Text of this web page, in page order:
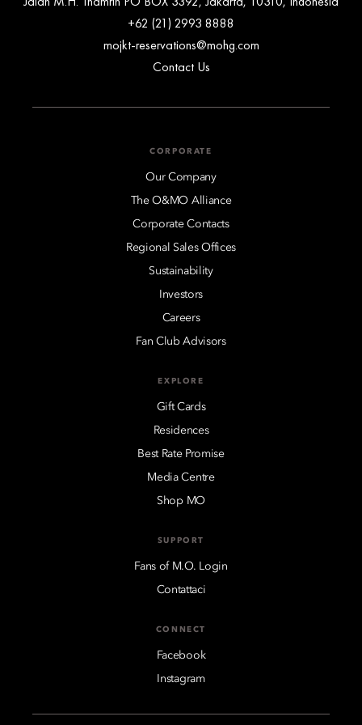
+62 (21) 2993 8888
mojkt-reservations@mohg.com
Contact Us
CORPORATE
Our Company
The O&MO Alliance
Corporate Contacts
Regional Sales Offices
Sustainability
Investors
Careers
Fan Club Advisors
EXPLORE
Gift Cards
Residences
Best Rate Promise
Media Centre
Shop MO
SUPPORT
Fans of M.O. Login
Contattaci
CONNECT
Facebook
Instagram